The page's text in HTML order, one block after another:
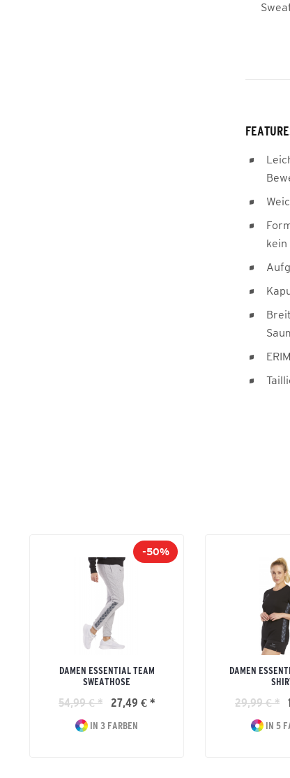
kein
-50%
DAMEN ESSENTIAL TEAM
SWEATHOSE
54,99 € * 27,49 € *
IN 3 FARBEN
DAMEN
29,99 € *
IN 5